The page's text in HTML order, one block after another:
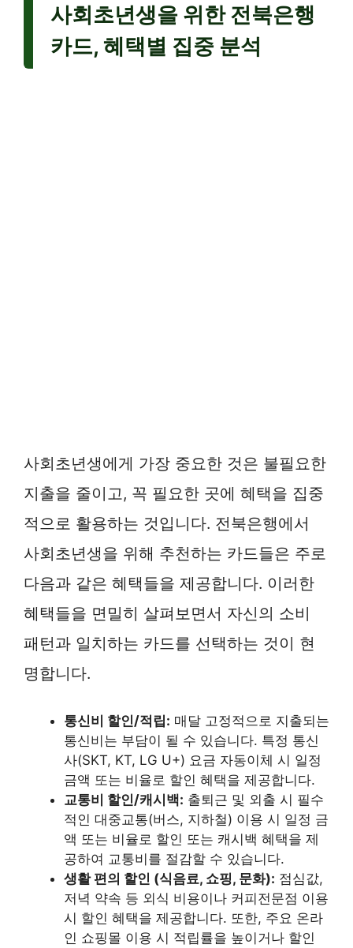
사회초년생을 위한 전북은행
카드, 혜택별 집중 분석
사회초년생에게 가장 중요한 것은 불필요한
지출을 줄이고, 꼭 필요한 곳에 혜택을 집중
적으로 활용하는 것입니다. 전북은행에서
사회초년생을 위해 추천하는 카드들은 주로
다음과 같은 혜택들을 제공합니다. 이러한
혜택들을 면밀히 살펴보면서 자신의 소비
패턴과 일치하는 카드를 선택하는 것이 현
명합니다.
통신비 할인/적립: 매달 고정적으로 지출되는
통신비는 부담이 될 수 있습니다. 특정 통신
사(SKT, KT, LG U+) 요금 자동이체 시 일정
금액 또는 비율로 할인 혜택을 제공합니다.
교통비 할인/캐시백: 출퇴근 및 외출 시 필수
적인 대중교통(버스, 지하철) 이용 시 일정 금
액 또는 비율로 할인 또는 캐시백 혜택을 제
공하여 교통비를 절감할 수 있습니다.
생활 편의 할인 (식음료, 쇼핑, 문화): 점심값,
저녁 약속 등 외식 비용이나 커피전문점 이용
시 할인 혜택을 제공합니다. 또한, 주요 온라
인 쇼핑몰 이용 시 적립률을 높이거나 할인